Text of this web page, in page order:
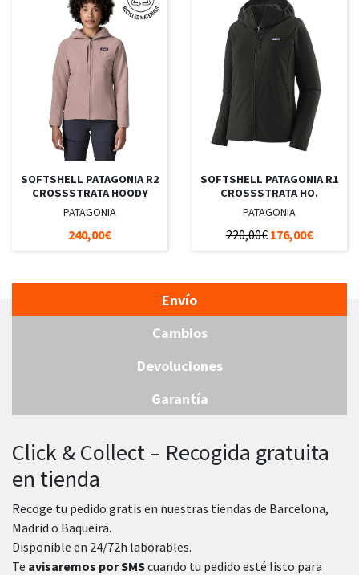
SOFTSHELL PATAGONIA R2
CROSSSTRATA HOODY
PATAGONIA
240,00€
SOFTSHELL PATAGONIA R1
CROSSSTRATA HO.
PATAGONIA
220,00€ 176,00€
Envío
Cambios
Devoluciones
Garantía
Click & Collect – Recogida gratuita
en tienda
Recoge tu pedido gratis en nuestras tiendas de Barcelona,
Madrid o Baqueira.
Disponible en 24/72h laborables.
Te avisaremos por SMScuando tu pedido esté listo para